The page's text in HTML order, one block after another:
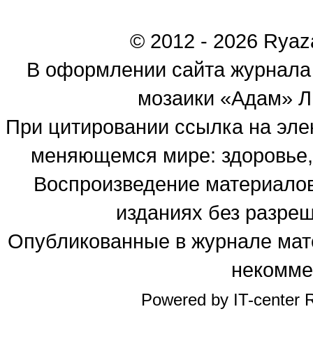
© 2012 - 2026
В оформлении сайта
мозаики «Адам»
При цитировании ссылка на
меняющемся мире: здоровье,
Воспроизведение
изданиях без
Опубликованные в журнале
Powered by IT-center